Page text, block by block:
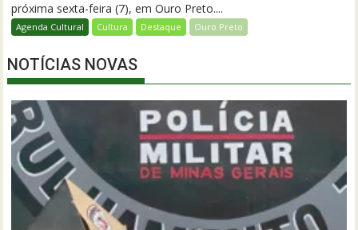
próxima sexta-feira (7), em Ouro Preto....
Agenda Cultural Cultura Destaque Ouro Preto
NOTÍCIAS NOVAS